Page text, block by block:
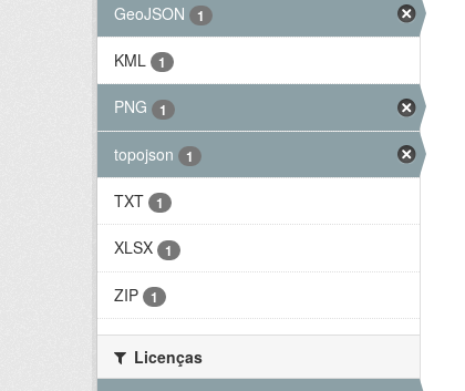
GeoJSON 1
KML 1
PNG 1
topojson 1
TXT 1
XLSX 1
ZIP 1
Licenças